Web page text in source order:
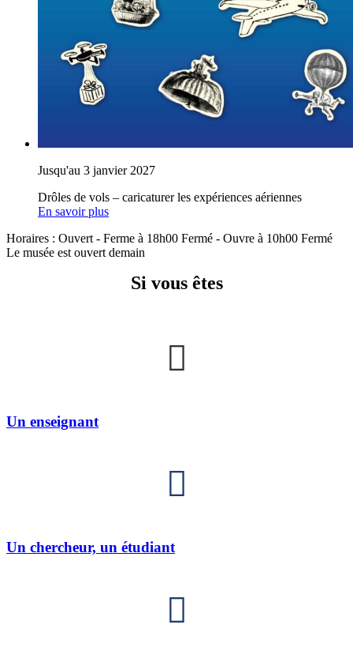
Jusqu'au 3 janvier 2027
Drôles de vols – caricaturer les expériences aériennes
En savoir plus
Horaires : Ouvert - Ferme à 18h00 Fermé - Ouvre à 10h00 Fermé
Le musée est ouvert demain
Si vous êtes
Un enseignant
Un chercheur, un étudiant